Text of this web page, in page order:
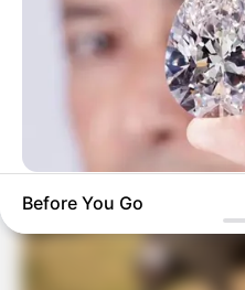
Discover 15 Surprising Things
Before You Go